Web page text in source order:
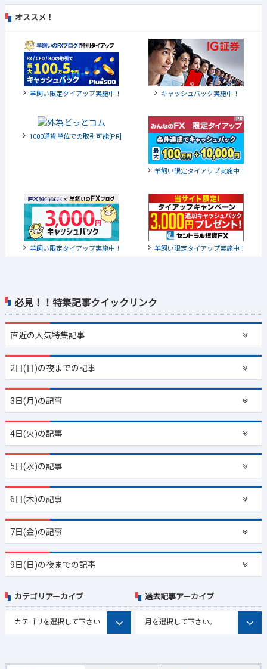
必見！！特集記事クイックリンク
直近の人気特集記事
2日(日)の夜までの記事
3日(月)の記事
4日(火)の記事
5日(水)の記事
6日(木)の記事
7日(金)の記事
9日(日)の夜までの記事
オススメ！
羊飼い限定タイアップ実施中！ キャッシュバック実施中！
1000通貨単位での取引可能[PR]
羊飼い限定タイアップ実施中！
羊飼い限定タイアップ実施中！ 羊飼い限定タイアップ実施中！
カテゴリアーカイブ 過去記事アーカイブ